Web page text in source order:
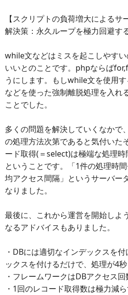
【スクリプトの負荷増大によるサ
解決策：永久ループを極力回避す
while文などはミスを起こしやす
いいとのことです。phpならば
うにします。もしwhile文を使用
などを使った強制離脱処理を入れ
ことでした。
多くの問題を解決していくなかで
の処理方法次第であると気付いた
ード取得(＝select)は極端な処理
ということです。「1件の処理時
均アクセス間隔」というサーバー
なりました。
最後に、これから運営を開始しよ
なるアドバイスもありました。
・DBには適切なインデックスを
ックスを付けるだけで、処理が4
・フレームワークはDBアクセス
・1回のレコード取得数は極力減